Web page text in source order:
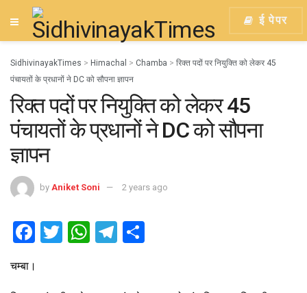
ई पेपर
SidhivinayakTimes > Himachal > Chamba > रिक्त पदों पर नियुक्ति को लेकर 45
पंचायतों के प्रधानों ने DC को सौपना ज्ञापन
रिक्त पदों पर नियुक्ति को लेकर 45
पंचायतों के प्रधानों ने DC को सौपना
ज्ञापन
by Aniket Soni 2 years ago
F
T
W T
चम्बा।